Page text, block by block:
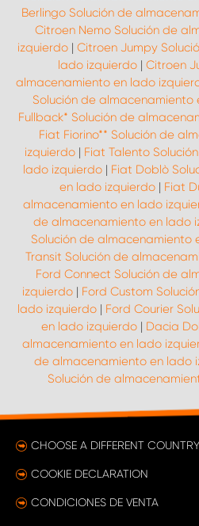
Berlingo Solución de
Citroen Nemo Solución de
izquierdo| Citroen Jumpy
lado izquierdo| Citroen
almacenamiento en lado
Solución de almacenamiento
Fullback* Solución de
Fiat Fiorino** Solución de
izquierdo | Fiat Talento
lado izquierdo| Fiat Doblò
en lado izquierdo| Fiat
almacenamiento en lado
de almacenamiento en lado
Solución de almacenamiento
Transit Solución de
Ford Connect Solución de
izquierdo| Ford Custom
lado izquierdo | Ford Courier
en lado izquierdo | Dacia
almacenamiento en lado
de almacenamiento en lado
Solución de
CHOOSE A DIFFERENT COUNTRY
COOKIE DECLARATION
CONDICIONES DE VENTA